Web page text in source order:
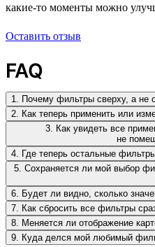
какие-то моменты можно
Оставить отзыв
FAQ
1. Почему фильтры сверху, а не
2. Как теперь применить или
3. Как увидеть все
не
4. Где теперь остальные
5. Сохраняется ли мой выбор
6. Будет ли видно, сколько
7. Как сбросить все фильтры
8. Меняется ли отображение
9. Куда делся мой любимый